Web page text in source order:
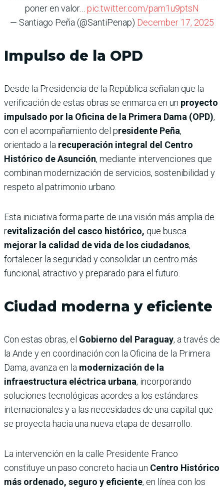
poner en valor… pic.twitter.com/pam1u9ptsN
— Santiago Peña (@SantiPenap) December 17, 2025
Impulso de la OPD
Desde la Presidencia de la República señalan que la
verificación de estas obras se enmarca en un proyecto
impulsado por la Oficina de la Primera Dama (OPD),
con el acompañamiento del presidente Peña,
orientado a la recuperación integral del Centro
Histórico de Asunción, mediante intervenciones que
combinan modernización de servicios, sostenibilidad y
respeto al patrimonio urbano.
Esta iniciativa forma parte de una visión más amplia de
revitalización del casco histórico, que busca
mejorar la calidad de vida de los ciudadanos,
fortalecer la seguridad y consolidar un centro más
funcional, atractivo y preparado para el futuro.
Ciudad moderna y eficiente
Con estas obras, el Gobierno del Paraguay, a través de
la Ande y en coordinación con la Oficina de la Primera
Dama, avanza en la modernización de la
infraestructura eléctrica urbana, incorporando
soluciones tecnológicas acordes a los estándares
internacionales y a las necesidades de una capital que
se proyecta hacia una nueva etapa de desarrollo.
La intervención en la calle Presidente Franco
constituye un paso concreto hacia un Centro Histórico
más ordenado, seguro y eficiente, en línea con los